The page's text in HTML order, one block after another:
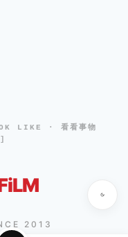
LIKE · 看看事物
2013